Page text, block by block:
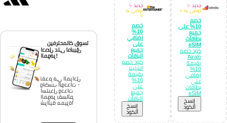
جديد ✨
نوصي به ⭐
خصم
10% على
جميع
بطاقات
eSIM
كود خصم
Airalo
بقيمة
10%
إضافي
على
بطاقات
eSIM
إِنسخ
الكود
جديد ✨
نوصي به
خصم
10%
إضافي
على
جميع
الباقات
كود خصم
انترتينر
بقيمة
10%
على
جميع
الباقات
إِنسخ
الكود
تسوق كالمحترفين
احصل على تطبيق
الموفر!
تقدم في المراحل
واكسب الوحدات -
استبدل وحدات
الموفر بقسائم
شرائية مميزة!